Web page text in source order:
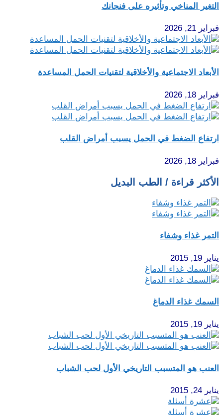
التغير المناخي وتأثيره على فنجانك
فبراير 21, 2026
الأبعاد الاجتماعية والأخلاقية لتقنيات الحمل المساعدة
فبراير 18, 2026
ارتفاع الضغط في الحمل يسبب أمراض القلب
فبراير 18, 2026
الأكثر قراءة / الطب البديل
التمر غذاء وشفاء
يناير 19, 2015
السمك غذاء الدماغ
يناير 19, 2015
العنب هو المتسبب التاريخي الأول لحب الشباب
يناير 24, 2015